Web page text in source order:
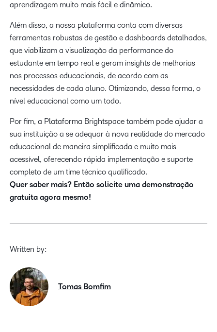
aprendizagem muito mais fácil e dinâmico.
Além disso, a nossa plataforma conta com diversas
ferramentas robustas de gestão e dashboards detalhados,
que viabilizam a visualização da performance do
estudante em tempo real e geram insights de melhorias
nos processos educacionais, de acordo com as
necessidades de cada aluno. Otimizando, dessa forma, o
nível educacional como um todo.
Por fim, a Plataforma Brightspace também pode ajudar a
sua instituição a se adequar à nova realidade do mercado
educacional de maneira simplificada e muito mais
acessível, oferecendo rápida implementação e suporte
completo de um time técnico qualificado.
Quer saber mais? Então solicite uma demonstração
gratuita agora mesmo!
Written by:
Tomas Bomfim